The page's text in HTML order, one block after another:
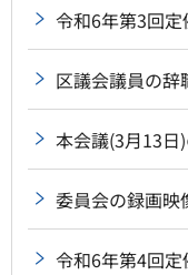
令和6年第3回
区議会議員の辞
本会議(3月13日
委員会の録画映
令和6年第4回